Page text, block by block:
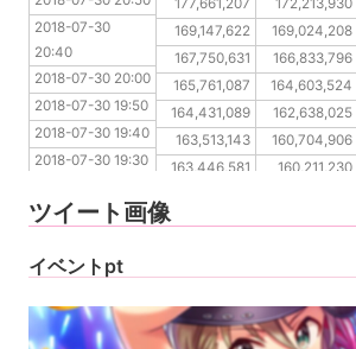
2018-07-30 20:40 177,661,207 172,213,930
2018-07-30 20:00
169,147,622 169,024,208
2018-07-30 19:50
167,750,631 166,833,796
2018-07-30 19:40
165,761,087 164,603,524
2018-07-30 19:30
164,431,089 162,638,025
2018-07-30 19:20
163,513,143 160,704,906
2018-07-30 19:10
163,446,581 160,211,230
2018-07-30
20:40
2018-07-30 20:00
2018-07-30 19:50
2018-07-30 19:40
2018-07-30 19:30
2018-07-30 19:10
ツイート画像
イベントpt